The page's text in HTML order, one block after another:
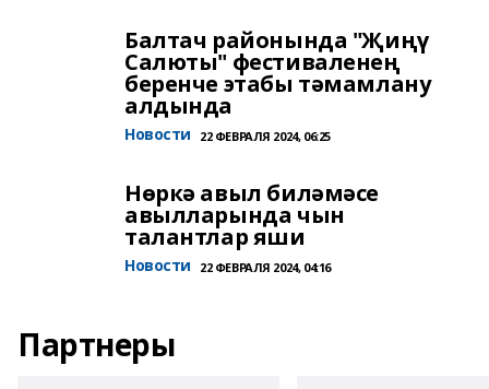
Балтач районында "Җиңү
Салюты" фестиваленең
беренче этабы тәмамлану
алдында
Новости 22 ФЕВРАЛЯ 2024, 06:25
Нөркә авыл биләмәсе
авылларында чын
талантлар яши
Новости 22 ФЕВРАЛЯ 2024, 04:16
Партнеры